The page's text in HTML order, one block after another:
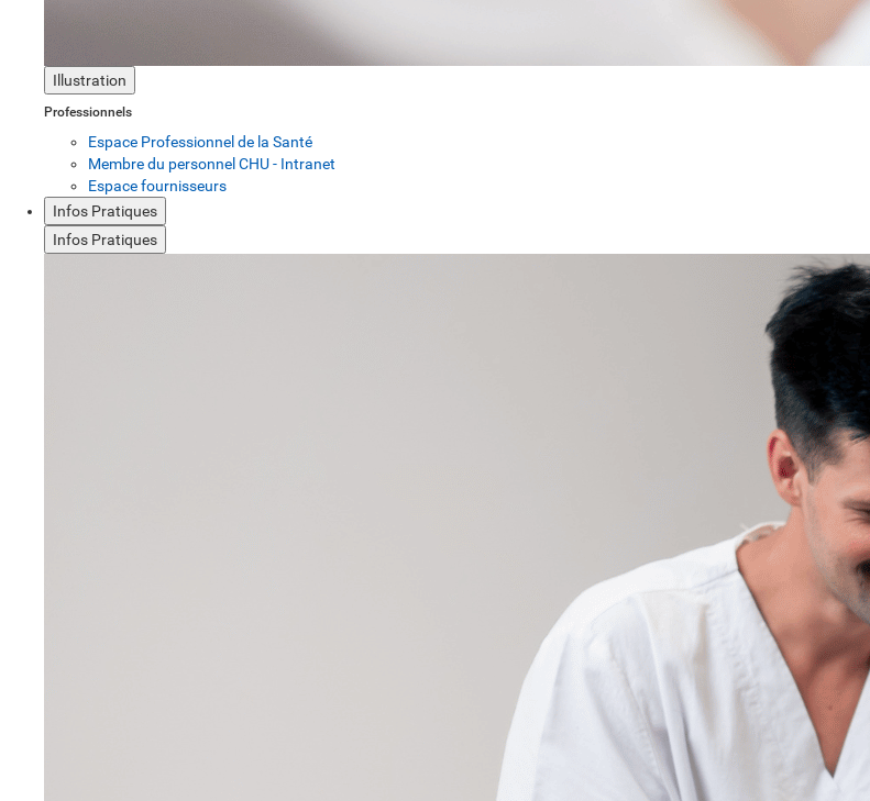
Illustration
Professionnels
Espace Professionnel de la Santé
Membre du personnel CHU - Intranet
Espace fournisseurs
Infos Pratiques
Infos Pratiques